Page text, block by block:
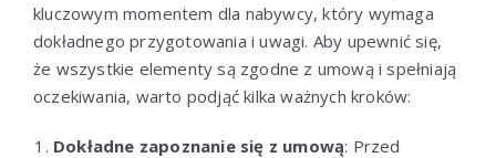
kluczowym momentem dla nabywcy, który wymaga
dokładnego przygotowania i uwagi. Aby upewnić się,
że wszystkie elementy są zgodne z umową i spełniają
oczekiwania, warto podjąć kilka ważnych kroków:
Dokładne zapoznanie się z umową: Przed